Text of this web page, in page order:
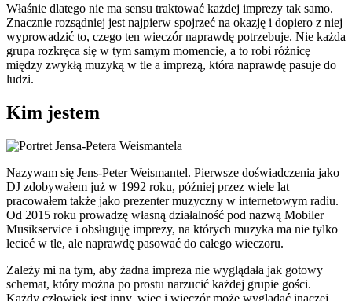
Właśnie dlatego nie ma sensu traktować każdej imprezy tak samo.
Znacznie rozsądniej jest najpierw spojrzeć na okazję i dopiero z niej
wyprowadzić to, czego ten wieczór naprawdę potrzebuje. Nie każda
grupa rozkręca się w tym samym momencie, a to robi różnicę
między zwykłą muzyką w tle a imprezą, która naprawdę pasuje do
ludzi.
Kim jestem
Nazywam się Jens-Peter Weismantel. Pierwsze doświadczenia jako
DJ zdobywałem już w 1992 roku, później przez wiele lat
pracowałem także jako prezenter muzyczny w internetowym radiu.
Od 2015 roku prowadzę własną działalność pod nazwą Mobiler
Musikservice i obsługuję imprezy, na których muzyka ma nie tylko
lecieć w tle, ale naprawdę pasować do całego wieczoru.
Zależy mi na tym, aby żadna impreza nie wyglądała jak gotowy
schemat, który można po prostu narzucić każdej grupie gości.
Każdy człowiek jest inny, więc i wieczór może wyglądać inaczej.